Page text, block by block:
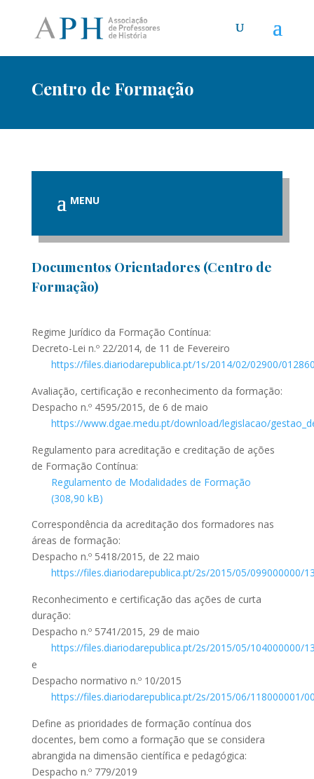
Centro de Formação
Documentos Orientadores (Centro de
Formação)
Regime Jurídico da Formação Contínua:
Decreto-Lei n.º 22/2014, de 11 de Fevereiro
https://files.diariodarepublica.pt/1s/2014/02/02900/
Avaliação, certificação e reconhecimento da formação:
Despacho n.º 4595/2015, de 6 de maio
https://www.dgae.medu.pt/download/legislacao/
Regulamento para acreditação e creditação de ações
de Formação Contínua:
Regulamento de Modalidades de Formação
Correspondência da acreditação dos formadores nas
áreas de formação:
Despacho n.º 5418/2015, de 22 maio
https://files.diariodarepublica.pt/2s/2015/05/099000000/
Reconhecimento e certificação das ações de curta
duração:
Despacho n.º 5741/2015, 29 de maio
https://files.diariodarepublica.pt/2s/2015/05/104000000/
e
Despacho normativo n.º 10/2015
https://files.diariodarepublica.pt/2s/2015/06/118000001/
Define as prioridades de formação contínua dos
docentes, bem como a formação que se considera
abrangida na dimensão científica e pedagógica:
Despacho n.º 779/2019